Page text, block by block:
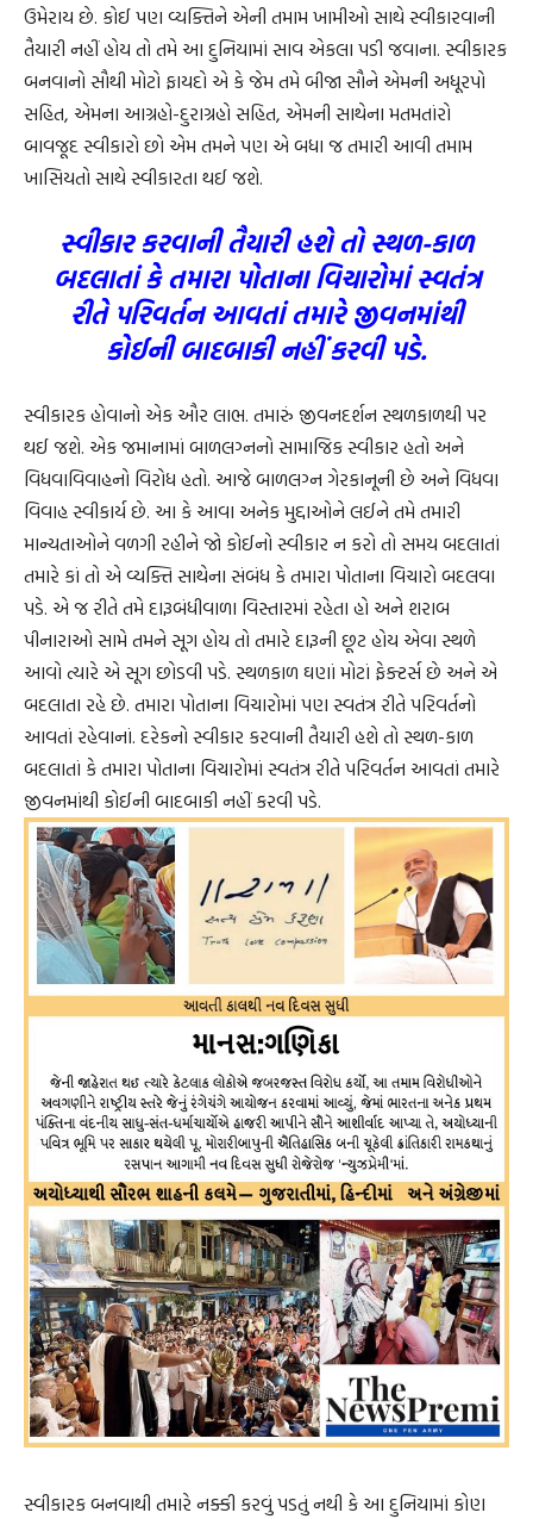
ઉમેરાય છે. કોઈ પણ વ્યક્તિને એની તમામ ખામીઓ સાથે સ્વીકારવાની
તૈયારી નહીં હોય તો તમે આ દુનિયામાં સાવ એકલા પડી જવાના. સ્વીકારક
બનવાનો સૌથી મોટો ફાયદો એ કે જેમ તમે બીજા સૌને એમની અધૂરપો
સહિત, એમના આગ્રહો-દુરાગ્રહો સહિત, એમની સાથેના મતમતાંરો
બાવજૂદ સ્વીકારો છો એમ તમને પણ એ બધા જ તમારી આવી તમામ
ખાસિયતો સાથે સ્વીકારતા થઈ જશે.
સ્વીકાર કરવાની તૈયારી હશે તો સ્થળ-કાળ
બદલાતાં કે તમારા પોતાના વિચારોમાં સ્વતંત્ર
રીતે પરિવર્તન આવતાં તમારે જીવનમાંથી
કોઈની બાદબાકી નહીં કરવી પડે.
સ્વીકારક હોવાનો એક ઔર લાભ. તમારું જીવનદર્શન સ્થળકાળથી પર
થઈ જશે. એક જમાનામાં બાળલગ્નનો સામાજિક સ્વીકાર હતો અને
વિધવાવિવાહનો વિરોધ હતો. આજે બાળલગ્ન ગેરકાનૂની છે અને વિધવા
વિવાહ સ્વીકાર્ય છે. આ કે આવા અનેક મુદ્દાઓને લઈને તમે તમારી
માન્યતાઓને વળગી રહીને જો કોઈનો સ્વીકાર ન કરો તો સમય બદલાતાં
તમારે કાં તો એ વ્યક્તિ સાથેના સંબંધ કે તમારા પોતાના વિચારો બદલવા
પડે. એ જ રીતે તમે દારૂબંધીવાળા વિસ્તારમાં રહેતા હો અને શરાબ
પીનારાઓ સામે તમને સૂગ હોય તો તમારે દારૂની છૂટ હોય એવા સ્થળે
આવો ત્યારે એ સૂગ છોડવી પડે. સ્થળકાળ ઘણાં મોટાં ફેક્ટર્સ છે અને એ
બદલાતા રહે છે. તમારા પોતાના વિચારોમાં પણ સ્વતંત્ર રીતે પરિવર્તનો
આવતાં રહેવાનાં. દરેકનો સ્વીકાર કરવાની તૈયારી હશે તો સ્થળ-કાળ
બદલાતાં કે તમારા પોતાના વિચારોમાં સ્વતંત્ર રીતે પરિવર્તન આવતાં તમારે
જીવનમાંથી કોઈની બાદબાકી નહીં કરવી પડે.
સ્વીકારક બનવાથી તમારે નક્કી કરવું પડતું નથી કે આ દુનિયામાં કોણ